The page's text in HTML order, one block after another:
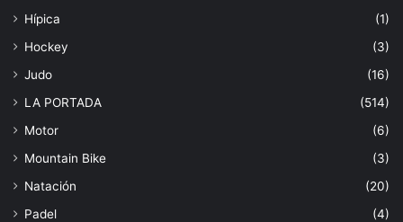
Hípica
(1)
Hockey
(3)
Judo
(16)
LA PORTADA
(514)
Motor
(6)
Mountain Bike
(3)
Natación
(20)
Padel
(4)